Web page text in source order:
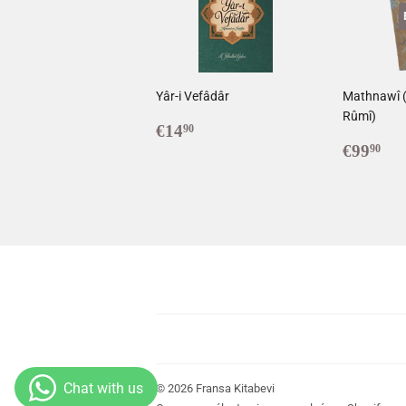
Yâr-i Vefâdâr
Prix
€1490
Mathnawî
Rûmî)
Prix
€9990
© 2026 Fransa Kitabevi